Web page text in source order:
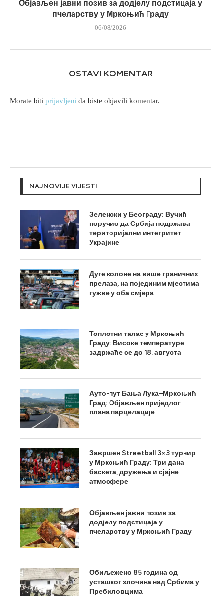
Објављен јавни позив за додјелу подстицаја у
пчеларству у Мркоњић Граду
06/08/2026
OSTAVI KOMENTAR
Morate biti prijavljeni da biste objavili komentar.
NAJNOVIJE VIJESTI
Зеленски у Београду: Вучић
поручио да Србија подржава
територијални интегритет
Украјине
Дуге колоне на више граничних
прелаза, на појединим мјестима
гужве у оба смјера
Топлотни талас у Мркоњић
Граду: Високе температуре
задржаће се до 18. августа
Ауто-пут Бања Лука–Мркоњић
Град: Објављен приједлог
плана парцелације
Завршен Streetball 3×3 турнир
у Мркоњић Граду: Три дана
баскета, дружења и сјајне
атмосфере
Објављен јавни позив за
додјелу подстицаја у
пчеларству у Мркоњић Граду
Обиљежено 85 година од
усташког злочина над Србима у
Пребиловцима